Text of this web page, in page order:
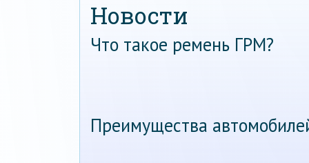
Новости
Что такое ремень ГРМ?
Преимущества